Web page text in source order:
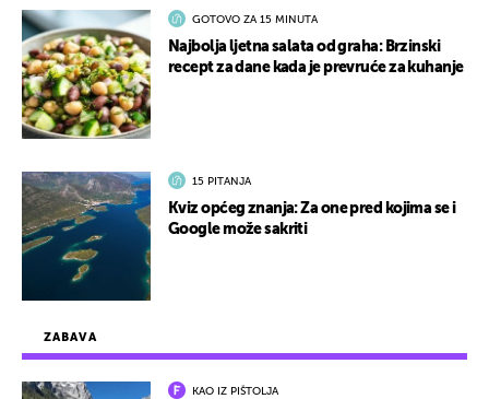
ZABAVA
KAO IZ PIŠTOLJA
GOTOVO ZA 15 MINUTA
Najbolja ljetna salata od graha: Brzinski
recept za dane kada je prevruće za kuhanje
15 PITANJA
Kviz općeg znanja: Za one pred kojima se i
Google može sakriti